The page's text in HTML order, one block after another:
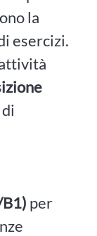
la
esercizi.
per